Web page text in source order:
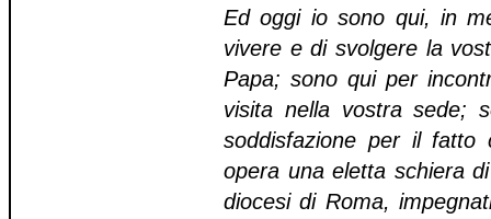
Ed oggi io sono qui, in
vivere e di svolgere la
Papa; sono qui per
visita nella vostra sede;
soddisfazione per il
opera una eletta schiera
diocesi di Roma,